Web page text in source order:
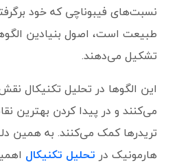
نسبت‌های فیبوناچی که خود
طبیعت است، اصول بنیادین
تشکیل می‌دهند.
این الگوها در تحلیل تکنیکال
می‌کنند و در پیدا کردن بهترین
تریدرها کمک می‌کنند. به همین
هارمونیک در تحلیل تکنیکال